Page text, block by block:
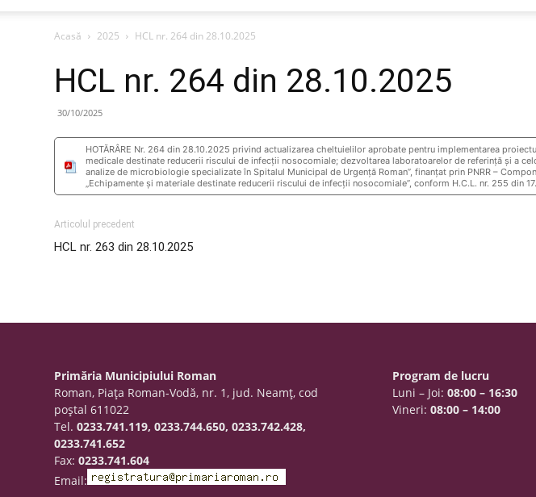
Acasă 2025 HCL nr. 264 din 28.10.2025
HCL nr. 264 din 28.10.2025
30/10/2025
HOTĂRÂRE Nr. 264 din 28.10.2025 privind actualizarea cheltuielilor aprobate pentru implementarea
medicale destinate reducerii riscului de infecții nosocomiale; dezvoltarea laboratoarelor de referință și a
analize de microbiologie specializate în Spitalul Municipal de Urgență Roman”, finanțat prin PNRR –
„Echipamente și materiale destinate reducerii riscului de infecții nosocomiale”, conform H.C.L. nr. 255 din
Articolul precedent
HCL nr. 263 din 28.10.2025
Primăria Municipiului Roman
Roman, Piaţa Roman-Vodă, nr. 1, jud. Neamţ, cod
poştal 611022
Tel.0233.741.119, 0233.744.650, 0233.742.428,
0233.741.652
Fax:0233.741.604
Email:
Program de lucru
Luni – Joi:08:00 – 16:30
Vineri:08:00 – 14:00